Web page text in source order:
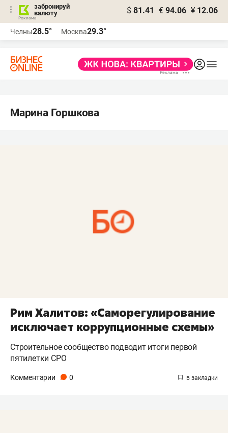
забронируй
валюту
$ 81.41 € 94.06 ¥ 12.06
Челны28.5° Москва29.3°
Марина Горшкова
Рим Халитов: «Саморегулирование
исключает коррупционные схемы»
Строительное сообщество подводит итоги первой
пятилетки СРО
Комментарии 0